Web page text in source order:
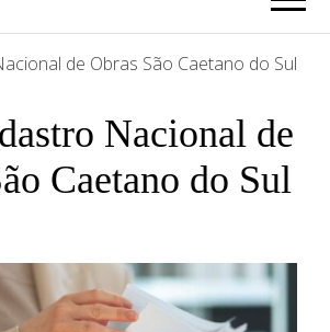
de Obras São Caetano do Sul
Nacional de
Caetano do Sul